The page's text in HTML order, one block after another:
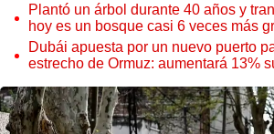
Plantó un árbol durante 40 años y
hoy es un bosque casi 6 veces más
Parque de las Leyendas
Dubái apuesta por un nuevo puerto
estrecho de Ormuz: aumentará 13%